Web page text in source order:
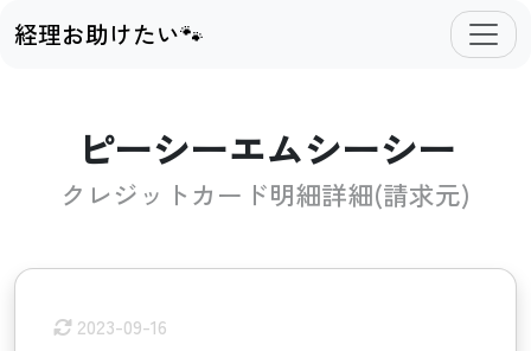
経理お助けたい🐾
ピーシーエムシーシー
クレジットカード明細詳細(請求元)
2023-09-16